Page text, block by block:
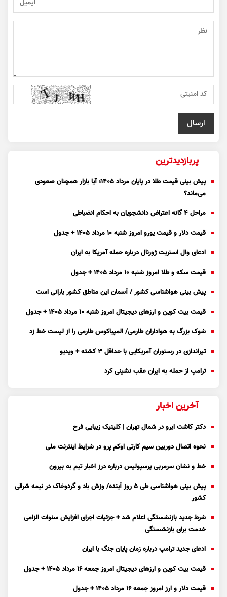
پربازدیدترین
پیش بینی قیمت طلا در پایان مرداد 1405؛ آیا بازار همچنان صعودی
می‌ماند؟
مراحل ۴ گانه اعتراض دانشجویان به احکام انضباطی
قیمت دلار و قیمت یورو امروز شنبه ۱۰ مرداد ۱۴۰۵ + جدول
ادعای وال استریت ژورنال درباره حمله آمریکا به ایران
قیمت سکه و طلا امروز شنبه ۱۰ مرداد ۱۴۰۵ + جدول
پیش بینی هواشناسی کشور / آسمان این مناطق کشور بارانی است
قیمت بیت کوین و ارز‌های دیجیتال امروز شنبه ۱۰ مرداد ۱۴۰۵ + جدول
شوک بزرگ به هواداران طارمی/ المپیاکوس طارمی را از لیست خط زد
تیراندازی در رستوران آمریکایی با حداقل ۳ کشته + ویدیو
ترامپ از حمله به ایران عقب نشینی کرد
آخرین اخبار
دکتر کاشت ابرو در شمال تهران | کلینیک زیبایی فرح
نحوه اتصال دوربین سیم کارتی اوکم پرو در شرایط اینترنت ملی
خط و نشان سرمربی پرسپولیس درباره درز اخبار تیم به بیرون
پیش بینی هواشناسی طی ۵ روز آینده/ وزش باد و گردوخاک در نیمه شرقی
کشور
شرط جدید بازنشستگی اعلام شد + جزئیات اجرای افزایش سنوات الزامی
خدمت برای بازنشستگی
ادعای جدید ترامپ درباره زمان پایان جنگ با ایران
قیمت بیت کوین و ارز‌های دیجیتال امروز جمعه ۱۶ مرداد ۱۴۰۵ + جدول
قیمت دلار و ارز امروز جمعه ۱۶ مرداد ۱۴۰۵ + جدول